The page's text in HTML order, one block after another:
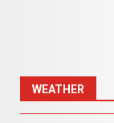
WEATHER